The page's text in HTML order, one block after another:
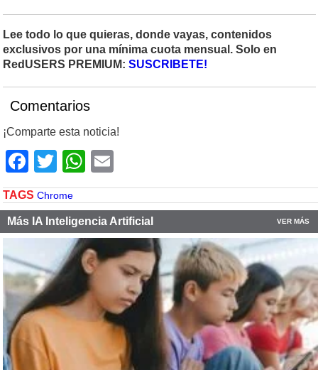
Lee todo lo que quieras, donde vayas, contenidos
exclusivos por una mínima cuota mensual. Solo en
RedUSERS PREMIUM: SUSCRIBETE!
Comentarios
¡Comparte esta noticia!
Facebook
TwitterWhatsApp
TAGS Chrome
Más IA Inteligencia Artificial VER MÁS